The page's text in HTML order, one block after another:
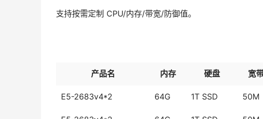
支持按需定制 CPU/内存/带宽/防御值。
产品名 内存 硬盘 宽
E5-2683v4*2 64G 1T SSD 50M